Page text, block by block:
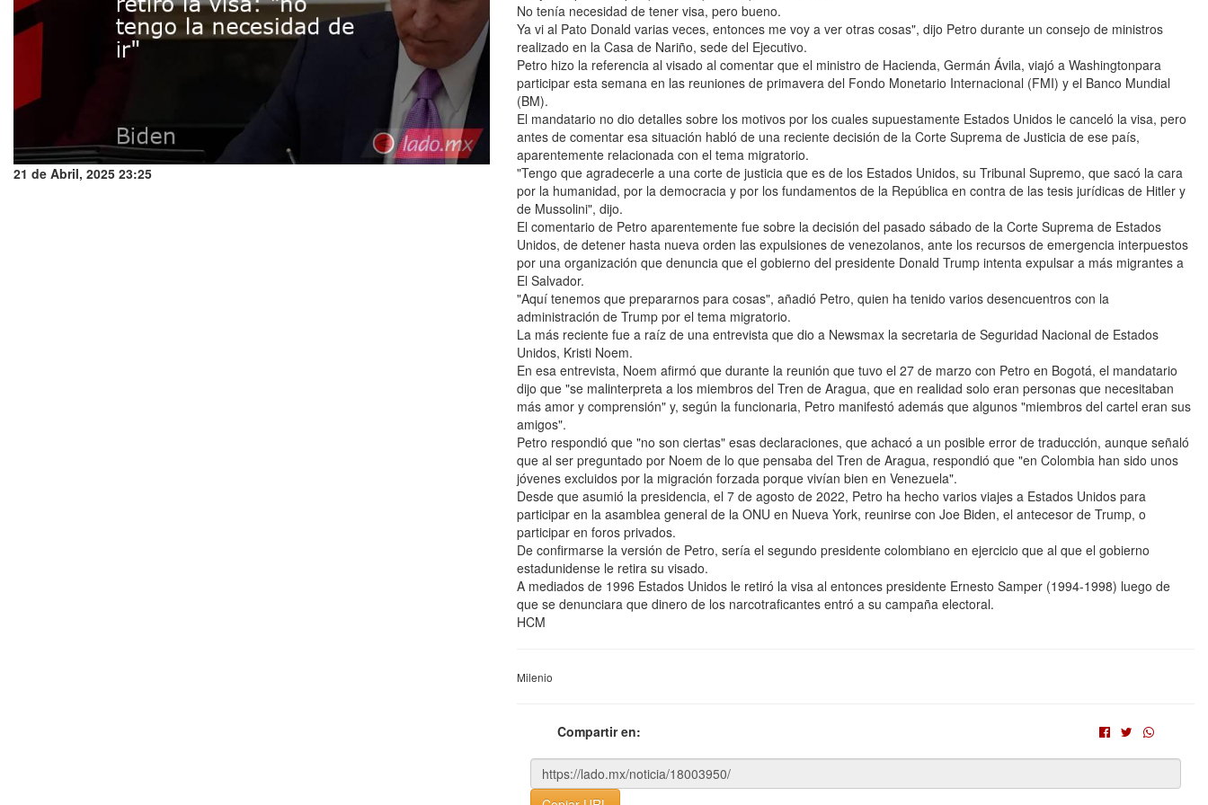
21 de Abril, 2025 23:25
No tenía necesidad de tener visa, pero bueno.
Ya vi al Pato Donald varias veces, entonces me voy a ver otras cosas", dijo Petro durante un consejo de ministros
realizado en la Casa de Nariño, sede del Ejecutivo.
Petro hizo la referencia al visado al comentar que el ministro de Hacienda, Germán Ávila, viajó a Washingtonpara
participar esta semana en las reuniones de primavera del Fondo Monetario Internacional (FMI) y el Banco Mundial
(BM).
El mandatario no dio detalles sobre los motivos por los cuales supuestamente Estados Unidos le canceló la visa, pero
antes de comentar esa situación habló de una reciente decisión de la Corte Suprema de Justicia de ese país,
aparentemente relacionada con el tema migratorio.
"Tengo que agradecerle a una corte de justicia que es de los Estados Unidos, su Tribunal Supremo, que sacó la cara
por la humanidad, por la democracia y por los fundamentos de la República en contra de las tesis jurídicas de Hitler y
de Mussolini", dijo.
El comentario de Petro aparentemente fue sobre la decisión del pasado sábado de la Corte Suprema de Estados
Unidos, de detener hasta nueva orden las expulsiones de venezolanos, ante los recursos de emergencia interpuestos
por una organización que denuncia que el gobierno del presidente Donald Trump intenta expulsar a más migrantes a
El Salvador.
"Aquí tenemos que prepararnos para cosas", añadió Petro, quien ha tenido varios desencuentros con la
administración de Trump por el tema migratorio.
La más reciente fue a raíz de una entrevista que dio a Newsmax la secretaria de Seguridad Nacional de Estados
Unidos, Kristi Noem.
En esa entrevista, Noem afirmó que durante la reunión que tuvo el 27 de marzo con Petro en Bogotá, el mandatario
dijo que "se malinterpreta a los miembros del Tren de Aragua, que en realidad solo eran personas que necesitaban
más amor y comprensión" y, según la funcionaria, Petro manifestó además que algunos "miembros del cartel eran sus
amigos".
Petro respondió que "no son ciertas" esas declaraciones, que achacó a un posible error de traducción, aunque señaló
que al ser preguntado por Noem de lo que pensaba del Tren de Aragua, respondió que "en Colombia han sido unos
jóvenes excluidos por la migración forzada porque vivían bien en Venezuela".
Desde que asumió la presidencia, el 7 de agosto de 2022, Petro ha hecho varios viajes a Estados Unidos para
participar en la asamblea general de la ONU en Nueva York, reunirse con Joe Biden, el antecesor de Trump, o
participar en foros privados.
De confirmarse la versión de Petro, sería el segundo presidente colombiano en ejercicio que al que el gobierno
estadunidense le retira su visado.
A mediados de 1996 Estados Unidos le retiró la visa al entonces presidente Ernesto Samper (1994-1998) luego de
que se denunciara que dinero de los narcotraficantes entró a su campaña electoral.
HCM
Milenio
Compartir en: